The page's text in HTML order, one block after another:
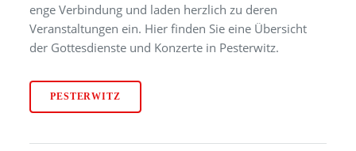
enge Verbindung und laden herzlich zu deren
Veranstaltungen ein. Hier finden Sie eine Übersicht
der Gottesdienste und Konzerte in Pesterwitz.
PESTERWITZ